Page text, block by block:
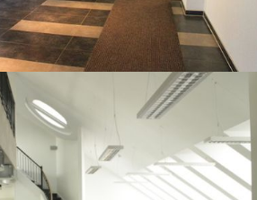
Foksal 18